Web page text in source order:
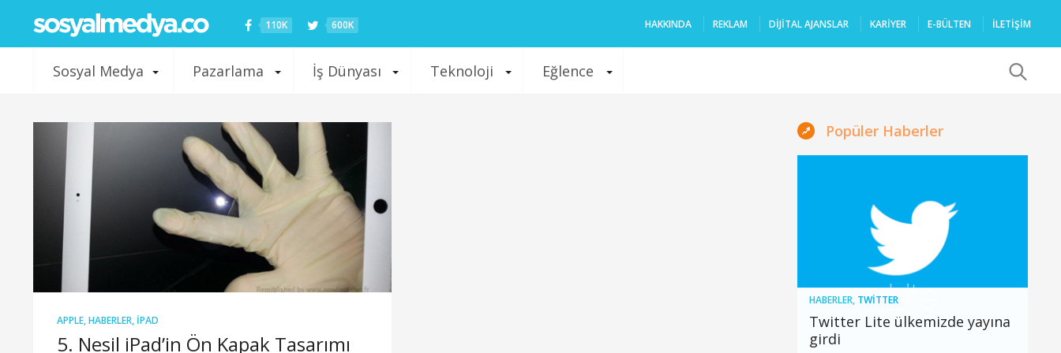
110K 600K HAKKINDA REKLAM DIJITAL AJANSLAR KARIYER E-BÜLTEN İLETİŞİM
Sosyal Medya Pazarlama İş Dünyası Teknoloji Eğlence
APPLE,HABERLER, IPAD
5. Nesil iPad’in Ön Kapak Tasarımı
Popüler Haberler
HABERLER, TWITTER
Twitter Lite ülkemizde yayına
girdi